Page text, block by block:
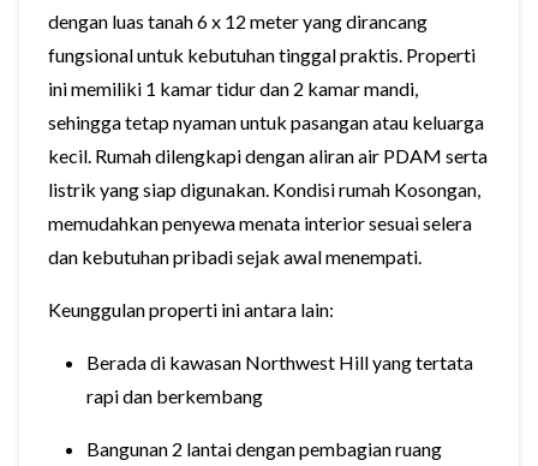
dengan luas tanah 6 x 12 meter yang dirancang
fungsional untuk kebutuhan tinggal praktis. Properti
ini memiliki 1 kamar tidur dan 2 kamar mandi,
sehingga tetap nyaman untuk pasangan atau keluarga
kecil. Rumah dilengkapi dengan aliran air PDAM serta
listrik yang siap digunakan. Kondisi rumah Kosongan,
memudahkan penyewa menata interior sesuai selera
dan kebutuhan pribadi sejak awal menempati.
Keunggulan properti ini antara lain:
Berada di kawasan Northwest Hill yang tertata
rapi dan berkembang
Bangunan 2 lantai dengan pembagian ruang